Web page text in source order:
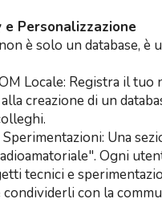
e Personalizzazione
è solo un database, è
Locale: Registra il
creazione di un
Una
Ogni
tecnici e
con la